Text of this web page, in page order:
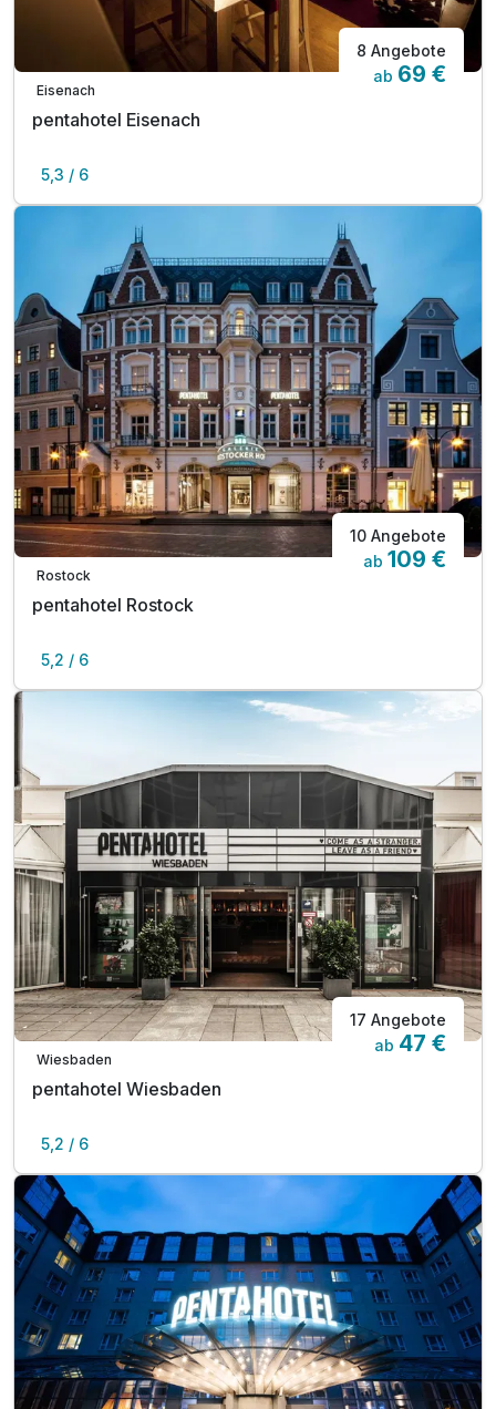
Eisenach
8 Angebote
ab 69 €
pentahotel Eisenach
5,3 / 6
Rostock
10 Angebote
ab 109 €
pentahotel Rostock
5,2 / 6
Wiesbaden
17 Angebote
ab 47 €
pentahotel Wiesbaden
5,2 / 6